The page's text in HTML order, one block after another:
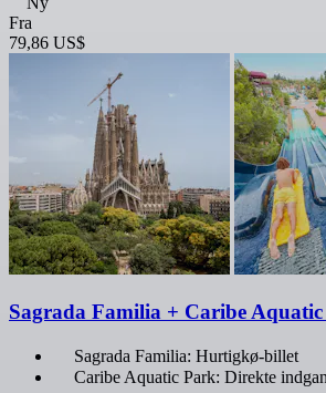
Fra
79,86 US$
Sagrada Familia + Caribe
Sagrada Familia: Hurtigkø-billet
Caribe Aquatic Park: Direkte